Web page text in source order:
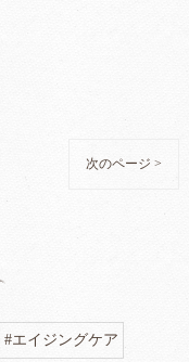
次のページ >
#エイジングケア